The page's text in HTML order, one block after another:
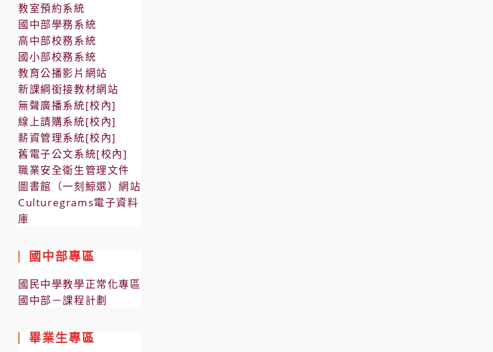
教室預約系統
國中部學務系統
高中部校務系統
國小部校務系統
教育公播影片網站
新課綱銜接教材網站
無聲廣播系統[校內]
線上請購系統[校內]
薪資管理系統[校內]
舊電子公文系統[校內]
職業安全衛生管理文件
圖書館（一刻鯨選）網站
Culturegrams電子資料
庫
國中部專區
國民中學教學正常化專區
國中部－課程計劃
畢業生專區